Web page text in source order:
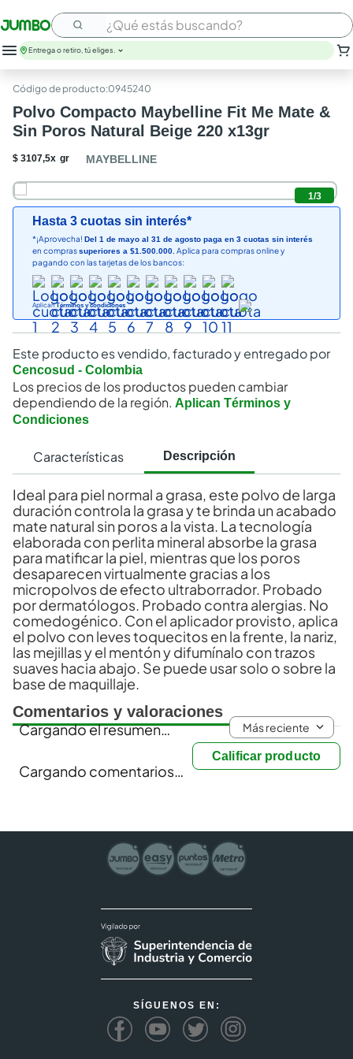
¿Qué estás buscando?
Entrega o retiro, tú eliges.
:0945240
Polvo Compacto Maybelline Fit Me Mate &
Sin Poros Natural Beige 220 x13gr
$ 3107,5x gr MAYBELLINE
1/3
Hasta 3 cuotas sin interés*
*¡Aprovecha! Del 1 de mayo al 31 de agosto paga en 3 cuotas sin interés
en comprassuperiores a $1.500.000. Aplica para compras online y
pagando con las tarjetas de los bancos:
AplicanTérminos y condiciones
Este producto es vendido, facturado y entregado por
Cencosud - Colombia
Los precios de los productos pueden cambiar
dependiendo de la región. Aplican Términos y
Condiciones
Características Descripción
Ideal para piel normal a grasa, este polvo de larga
duración controla la grasa y te brinda un acabado
mate natural sin poros a la vista. La tecnología
elaborada con perlita mineral absorbe la grasa
para matificar la piel, mientras que los poros
desaparecen virtualmente gracias a los
micropolvos de efecto ultraborrador. Probado
por dermatólogos. Probado contra alergias. No
comedogénico. Con el aplicador provisto, aplica
el polvo con leves toquecitos en la frente, la nariz,
las mejillas y el mentón y difumínalo con trazos
suaves hacia abajo. Se puede usar solo o sobre la
base de maquillaje.
Comentarios y valoraciones
Calificar producto
Cargando el resumen… Más reciente
Cargando comentarios…
SÍGUENOS EN: